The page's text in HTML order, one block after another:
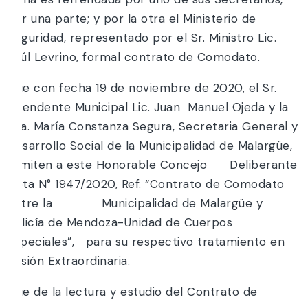
por una parte; y por la otra el Ministerio de
Seguridad, representado por el Sr. Ministro Lic.
Raúl Levrino, formal contrato de Comodato.
Que con fecha 19 de noviembre de 2020, el Sr.
Intendente Municipal Lic. Juan Manuel Ojeda y la
Dra. María Constanza Segura, Secretaria General y
Desarrollo Social de la Municipalidad de Malargüe,
remiten a este Honorable Concejo Deliberante
Nota N° 1947/2020, Ref. “Contrato de Comodato
entre la Municipalidad de Malargüe y
Policía de Mendoza-Unidad de Cuerpos
Especiales”, para su respectivo tratamiento en
Sesión Extraordinaria.
Que de la lectura y estudio del Contrato de